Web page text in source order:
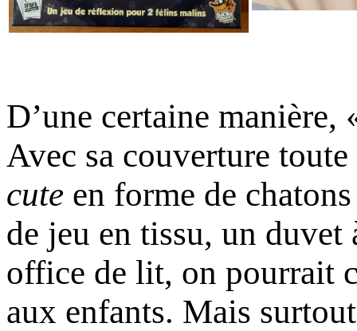
D’une certaine
Avec sa couverture
cute en forme de
de jeu en tissu, un
office de lit, on pourrait
aux enfants. Mais